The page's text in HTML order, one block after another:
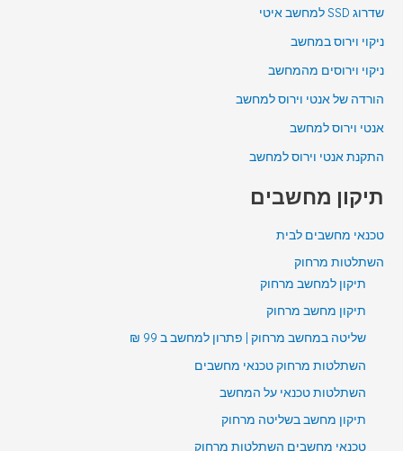
שדרוג SSD למחשב איטי
ניקוי וירוס במחשב
ניקוי וירוסים מהמחשב
הורדה של אנטי וירוס למחשב
אנטי וירוס למחשב
התקנת אנטי וירוס למחשב
תיקון מחשבים
טכנאי מחשבים לבית
השתלטות מרחוק
תיקון למחשב מרחוק
תיקון מחשב מרחוק
שליטה במחשב מרחוק | פתרון למחשב ב 99 ₪
השתלטות מרחוק טכנאי מחשבים
השתלטות טכנאי על המחשב
תיקון מחשב בשליטה מרחוק
טכנאי מחשבים השתלטות מרחוק